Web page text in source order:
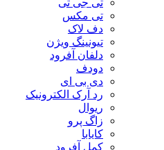
تی مکس
دف لاک
تیونینگ ویژن
دلفان آفرود
دودف
دی بی ای
رد آرک الکترونیک
ریوال
زاگ پرو
کایابا
کمل آفرود